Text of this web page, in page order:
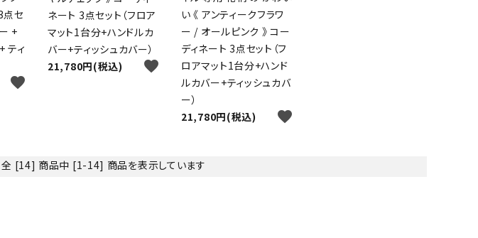
点セ
+
ティ
favorite
ネート 3点セット（フロア
マット1台分+ハンドルカ
バー+ティッシュカバー）
21,780円(税込)
favorite
い 《 アンティークフラワ
ー / オールピンク 》 コー
ディネート 3点セット（フ
ロアマット1台分+ハンド
ルカバー+ティッシュカバ
ー）
21,780円(税込)
favorite
全 [14] 商品中 [1-14] 商品を表示しています